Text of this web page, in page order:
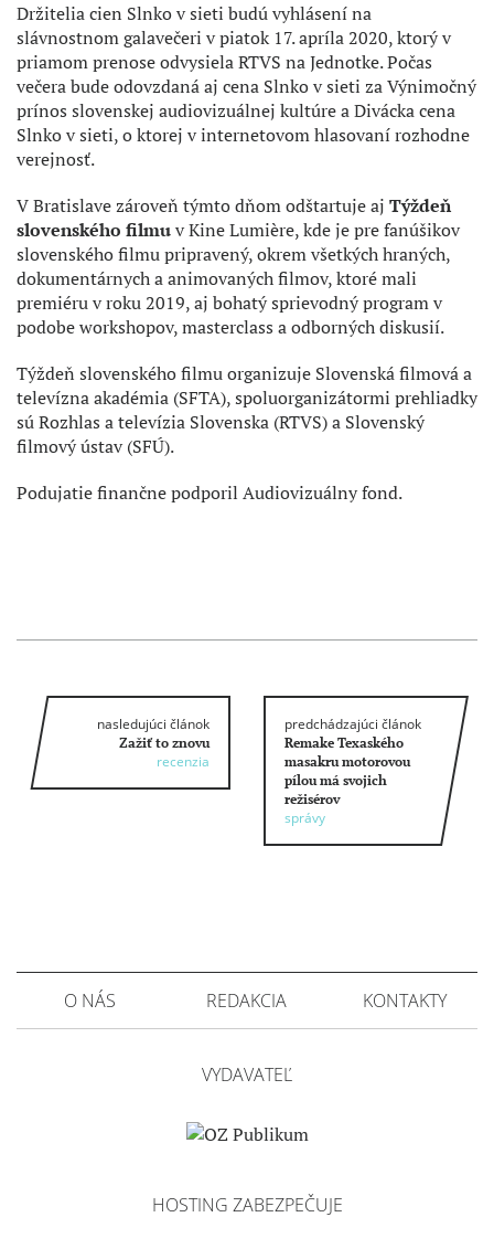
Držitelia cien Slnko v sieti budú vyhlásení na
slávnostnom galavečeri v piatok 17. apríla 2020, ktorý v
priamom prenose odvysiela RTVS na Jednotke. Počas
večera bude odovzdaná aj cena Slnko v sieti za Výnimočný
prínos slovenskej audiovizuálnej kultúre a Divácka cena
Slnko v sieti, o ktorej v internetovom hlasovaní rozhodne
verejnosť.
V Bratislave zároveň týmto dňom odštartuje aj Týždeň
slovenského filmuv Kine Lumière, kde je pre fanúšikov
slovenského filmu pripravený, okrem všetkých hraných,
dokumentárnych a animovaných filmov, ktoré mali
premiéru v roku 2019, aj bohatý sprievodný program v
podobe workshopov, masterclass a odborných diskusií.
Týždeň slovenského filmu organizuje Slovenská filmová a
televízna akadémia (SFTA), spoluorganizátormi prehliadky
sú Rozhlas a televízia Slovenska (RTVS) a Slovenský
filmový ústav (SFÚ).
Podujatie finančne podporil Audiovizuálny fond.
nasledujúci článok
Zažiť to znovu
recenzia
predchádzajúci článok
Remake Texaského
masakru motorovou
pílou má svojich
režisérov
správy
O NÁS REDAKCIA KONTAKTY
VYDAVATEĽ
HOSTING ZABEZPEČUJE